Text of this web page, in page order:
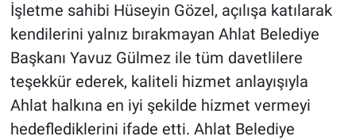
İşletme sahibi Hüseyin Gözel, açılışa katılarak
kendilerini yalnız bırakmayan Ahlat Belediye
Başkanı Yavuz Gülmez ile tüm davetlilere
teşekkür ederek, kaliteli hizmet anlayışıyla
Ahlat halkına en iyi şekilde hizmet vermeyi
hedeflediklerini ifade etti. Ahlat Belediye